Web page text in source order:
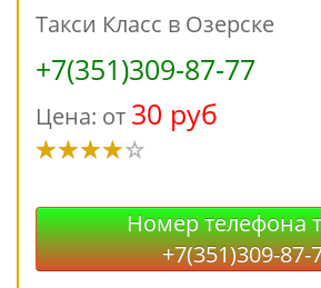
Такси Класс в Озерске
+7(351)309-87-77
Цена: от 30 руб
Номер телефона
+7(351)309-87-